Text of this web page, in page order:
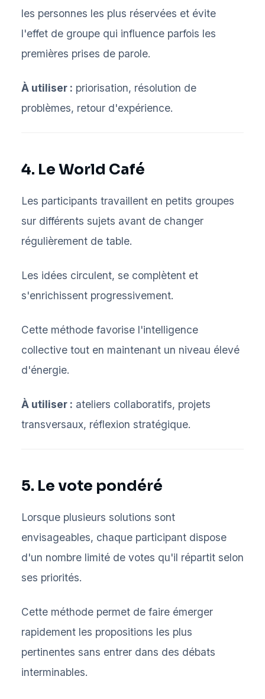
les personnes les plus réservées et évite
l'effet de groupe qui influence parfois les
premières prises de parole.
À utiliser : priorisation, résolution de
problèmes, retour d'expérience.
4. Le World Café
Les participants travaillent en petits groupes
sur différents sujets avant de changer
régulièrement de table.
Les idées circulent, se complètent et
s'enrichissent progressivement.
Cette méthode favorise l'intelligence
collective tout en maintenant un niveau élevé
d'énergie.
À utiliser : ateliers collaboratifs, projets
transversaux, réflexion stratégique.
5. Le vote pondéré
Lorsque plusieurs solutions sont
envisageables, chaque participant dispose
d'un nombre limité de votes qu'il répartit selon
ses priorités.
Cette méthode permet de faire émerger
rapidement les propositions les plus
pertinentes sans entrer dans des débats
interminables.